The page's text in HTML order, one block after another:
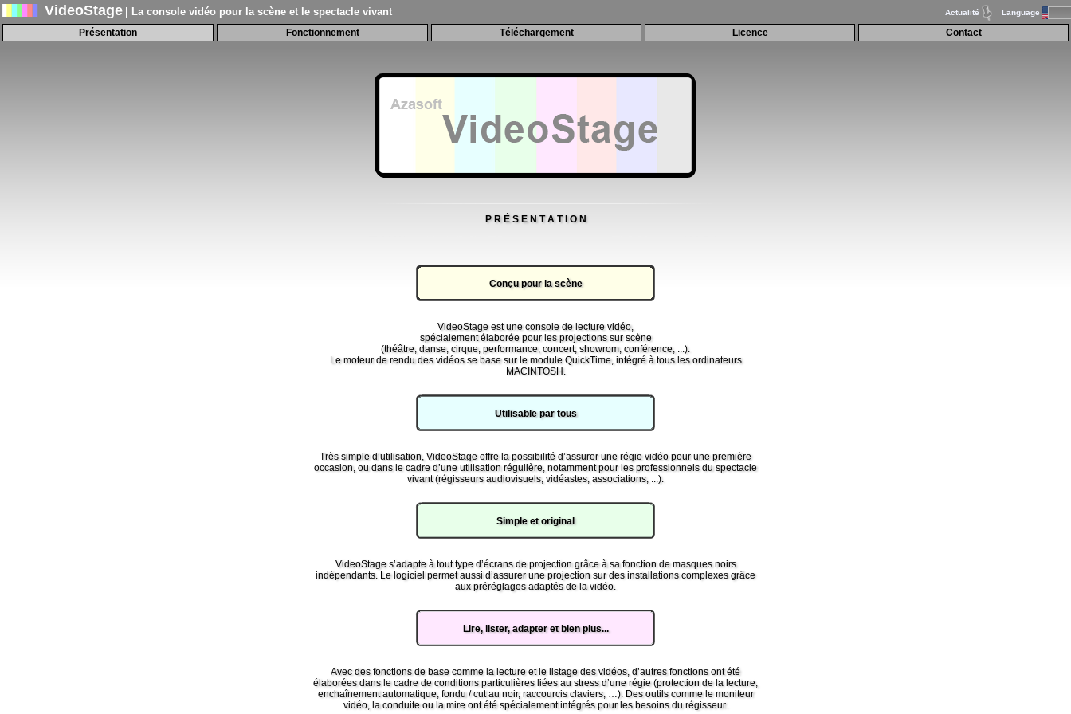
VideoStage | La console vidéo pour la scène et le spectacle vivant Language
Actualité
Présentation Fonctionnement Téléchargement Licence Contact
P R É S E N T A T I O N
Conçu pour la scène
VideoStage est une console de lecture vidéo,
spécialement élaborée pour les projections sur scène
(théâtre, danse, cirque, performance, concert, showrom, conférence, ...).
Le moteur de rendu des vidéos se base sur le module QuickTime, intégré à tous les ordinateurs
MACINTOSH.
Utilisable par tous
Très simple d’utilisation, VideoStage offre la possibilité d’assurer une régie vidéo pour une première
occasion, ou dans le cadre d’une utilisation régulière, notamment pour les professionnels du spectacle
vivant (régisseurs audiovisuels, vidéastes, associations, ...).
Simple et original
VideoStage s’adapte à tout type d’écrans de projection grâce à sa fonction de masques noirs
indépendants. Le logiciel permet aussi d’assurer une projection sur des installations complexes grâce
aux préréglages adaptés de la vidéo.
Lire, lister, adapter et bien plus...
Avec des fonctions de base comme la lecture et le listage des vidéos, d’autres fonctions ont été
élaborées dans le cadre de conditions particulières liées au stress d’une régie (protection de la lecture,
enchaînement automatique, fondu / cut au noir, raccourcis claviers, …). Des outils comme le moniteur
vidéo, la conduite ou la mire ont été spécialement intégrés pour les besoins du régisseur.